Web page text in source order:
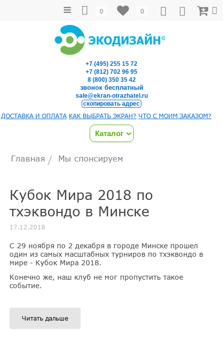
0
0
+7 (495) 255 15 72
+7 (812) 702 96 95
8 (800) 350 35 42
звонок бесплатный
sale@ekran-otrazhatel.ru
скопировать адрес
ДОСТАВКА И ОПЛАТА КАК ВЫБРАТЬ ЭКРАН? ЧТО С МОИМ ЗАКАЗОМ?
Каталог
Главная / Мы спонсируем
Кубок Мира 2018 по
тхэквондо в Минске
17.12.2018
С 29 ноября по 2 декабря в городе Минске прошел
один из самых масштабных турниров по тхэквондо в
мире - Кубок Мира 2018.
Конечно же, наш клуб не мог пропустить такое
событие.
Читать дальше